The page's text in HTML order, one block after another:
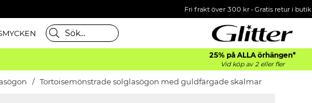
Fri frakt över 300 kr• Gratis retur i butik
25% på ALLA örhängen*
Vid köp av 2 eller fler
Tortoisemönstrade solglasögon med guldfärgade skalmar